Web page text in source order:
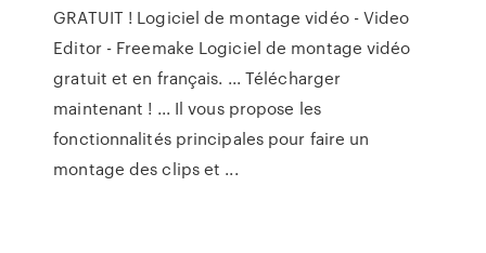
GRATUIT ! Logiciel de montage vidéo - Video
Editor - Freemake Logiciel de montage vidéo
gratuit et en français. ... Télécharger
maintenant ! ... Il vous propose les
fonctionnalités principales pour faire un
montage des clips et ...